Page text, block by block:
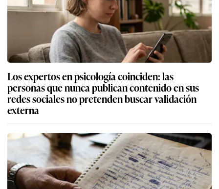
Los expertos en psicología coinciden: las
personas que nunca publican contenido en sus
redes sociales no pretenden buscar validación
externa